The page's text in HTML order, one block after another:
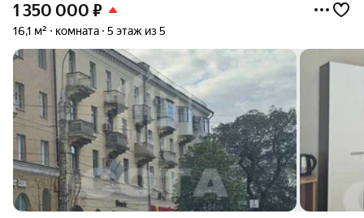
1 350 000 ₽
16,1 м² комната 5 этаж из 5